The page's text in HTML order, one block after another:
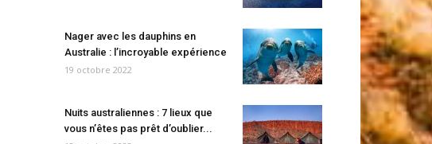
Nager avec les dauphins en
Australie : l’incroyable expérience
19 octobre 2022
Nuits australiennes : 7 lieux que
vous n’êtes pas prêt d’oublier...